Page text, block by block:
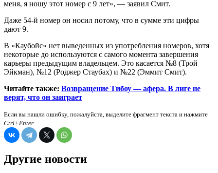
меня, я ношу этот номер с 9 лет», — заявил Смит.
Даже 54-й номер он носил потому, что в сумме эти цифры
дают 9.
В «Каубойс» нет выведенных из употребления номеров, хотя
некоторые до используются с самого момента завершения
карьеры предыдущим владельцем. Это касается №8 (Трой
Эйкман), №12 (Роджер Стаубах) и №22 (Эммит Смит).
Читайте также: Возвращение Тибоу — афера. В лиге не
верят, что он заиграет
Если вы нашли ошибку, пожалуйста, выделите фрагмент текста и нажмите
Ctrl+Enter.
Другие новости